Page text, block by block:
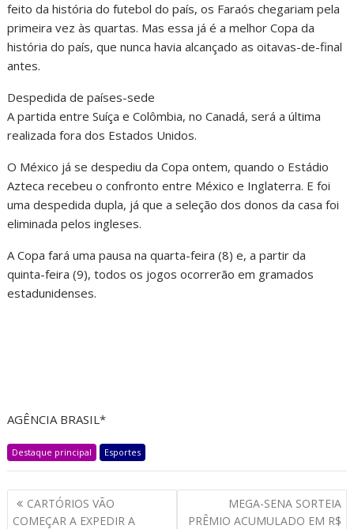
feito da história do futebol do país, os Faraós chegariam pela
primeira vez às quartas. Mas essa já é a melhor Copa da
história do país, que nunca havia alcançado as oitavas-de-final
antes.
Despedida de países-sede
A partida entre Suíça e Colômbia, no Canadá, será a última
realizada fora dos Estados Unidos.
O México já se despediu da Copa ontem, quando o Estádio
Azteca recebeu o confronto entre México e Inglaterra. E foi
uma despedida dupla, já que a seleção dos donos da casa foi
eliminada pelos ingleses.
A Copa fará uma pausa na quarta-feira (8) e, a partir da
quinta-feira (9), todos os jogos ocorrerão em gramados
estadunidenses.
AGÊNCIA BRASIL*
Destaque principal Esportes
CARTÓRIOS VÃO
COMEÇAR A EXPEDIR A
MEGA-SENA SORTEIA
PRÊMIO ACUMULADO EM R$